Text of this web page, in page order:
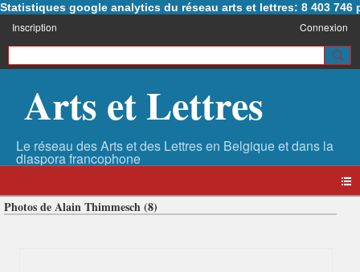
Statistiques google analytics du réseau arts et lettres: 8 403 746
Inscription Connexion
Arts et Lettres
Photos de Alain Thimmesch (8)